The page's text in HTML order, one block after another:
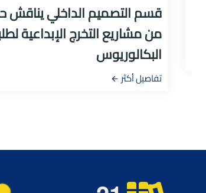
قسم التصميم الداخلي يناقش
من مشاريع التخرج الإبداعية لطلبة
البكالوريوس
تفاصيل أكثر